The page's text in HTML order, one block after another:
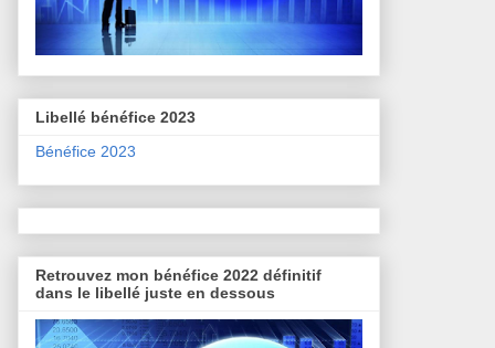
Libellé bénéfice 2023
Bénéfice 2023
Retrouvez mon bénéfice 2022 définitif
dans le libellé juste en dessous